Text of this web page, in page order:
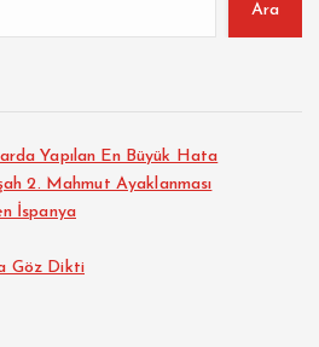
Ara
Yapılan En Büyük Hata
2. Mahmut Ayaklanması
İspanya
Göz Dikti